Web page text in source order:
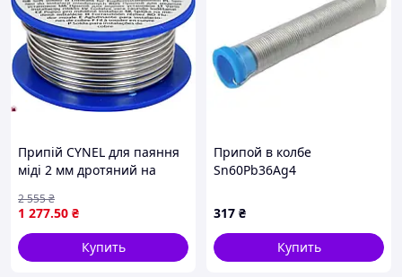
припоя, олова, алюминиевый в городах:
Киеве, Харькове, Днепре, Одессе, Николаеве,
Запорожье, Львове, Ивано-Франковске, Ровно, Луцке,
Ченигове, Житомире, Херсоне, Черновцах, Черкассах,
Полтаве, Сумах, Ужгороде и других.
Припій CYNEL для паяння
міді 2 мм дротяний на
електрики сантехніки
1 277.50 ₴
2 555₴
Купить
Припой в колбе
Sn60Pb36Ag4
317 ₴
Купить